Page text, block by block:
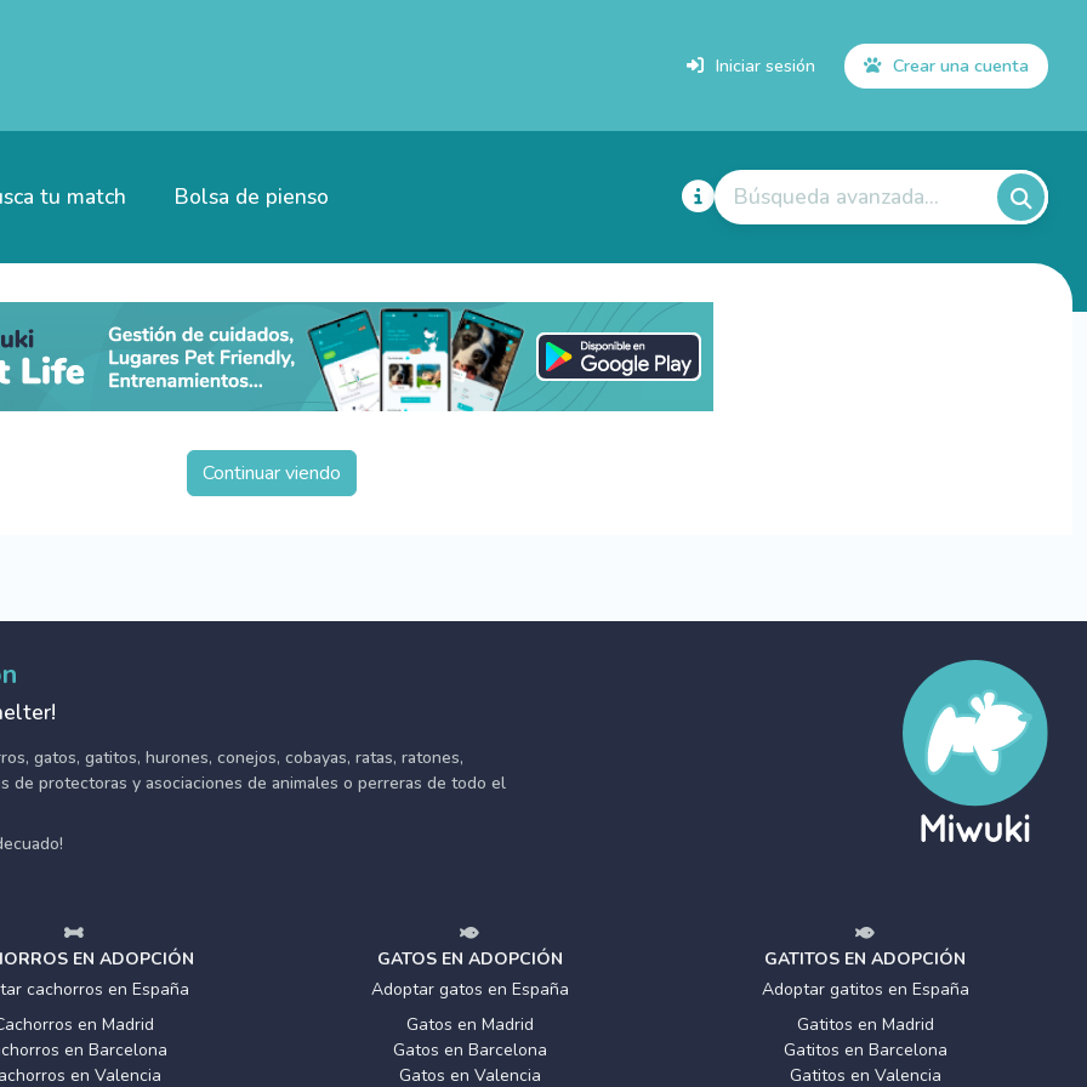
Iniciar sesión Crear una cuenta
tu match Bolsa de pienso Búsqueda avanzada...
Continuar viendo
gatos, gatitos, hurones, conejos, cobayas, ratas, ratones,
de protectoras y asociaciones de animales o perreras de todo el
EN ADOPCIÓN
cachorros en España
en Madrid
en Barcelona
en Valencia
GATOS EN ADOPCIÓN
Adoptar gatos en España
Gatos en Madrid
Gatos en Barcelona
Gatos en Valencia
GATITOS EN ADOPCIÓN
Adoptar gatitos en España
Gatitos en Madrid
Gatitos en Barcelona
Gatitos en Valencia